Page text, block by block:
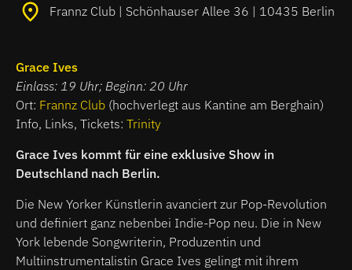
Frannz Club | Schönhauser Allee 36 | 10435 Berlin
Grace Ives
Einlass: 19 Uhr; Beginn: 20 Uhr
Ort: Frannz Club (hochverlegt aus Kantine am Berghain)
Info, Links, Tickets: Trinity
Grace Ives kommt für eine exklusive Show in
Deutschland nach Berlin.
Die New Yorker Künstlerin avanciert zur Pop-Revolution
und definiert ganz nebenbei Indie-Pop neu. Die in New
York lebende Songwriterin, Produzentin und
Multiinstrumentalistin Grace Ives gelingt mit ihrem